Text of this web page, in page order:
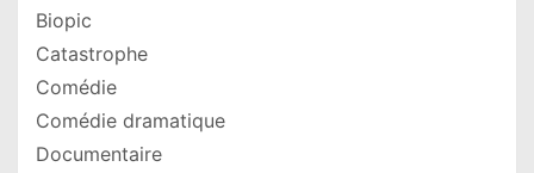
Biopic
Catastrophe
Comédie
Comédie dramatique
Documentaire